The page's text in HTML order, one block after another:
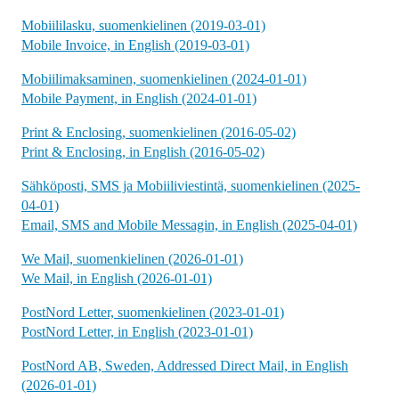
Mobiililasku, suomenkielinen (2019-03-01)
Mobile Invoice, in English (2019-03-01)
Mobiilimaksaminen, suomenkielinen (2024-01-01)
Mobile Payment, in English (2024-01-01)
Print & Enclosing, suomenkielinen (2016-05-02)
Print & Enclosing, in English (2016-05-02)
Sähköposti, SMS ja Mobiiliviestintä, suomenkielinen (2025-
04-01)
Email, SMS and Mobile Messagin, in English (2025-04-01)
We Mail, suomenkielinen (2026-01-01)
We Mail, in English (2026-01-01)
PostNord Letter, suomenkielinen (2023-01-01)
PostNord Letter, in English (2023-01-01)
PostNord AB, Sweden, Addressed Direct Mail, in English
(2026-01-01)